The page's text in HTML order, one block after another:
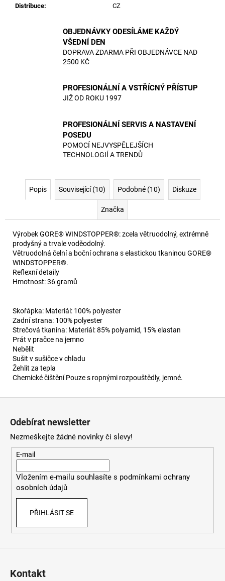
Distribuce: CZ
OBJEDNÁVKY ODESÍLÁME KAŽDÝ
VŠEDNÍ DEN
DOPRAVA ZDARMA PŘI OBJEDNÁVCE NAD
2500 KČ
PROFESIONÁLNÍ A VSTŘÍCNÝ PŘÍSTUP
JIŽ OD ROKU 1997
PROFESIONÁLNÍ SERVIS A NASTAVENÍ
POSEDU
POMOCÍ NEJVYSPĚLEJŠÍCH
TECHNOLOGIÍ A TRENDŮ
Popis Související (10) Podobné (10) Diskuze
Značka
Výrobek GORE® WINDSTOPPER®: zcela větruodolný, extrémně
prodyšný a trvale voděodolný.
Větruodolná čelní a boční ochrana s elastickou tkaninou GORE®
WINDSTOPPER®.
Reflexní detaily
Hmotnost: 36 gramů
Skořápka: Materiál: 100% polyester
Zadní strana: 100% polyester
Strečová tkanina: Materiál: 85% polyamid, 15% elastan
Prát v pračce na jemno
Nebělit
Sušit v sušičce v chladu
Žehlit za tepla
Chemické čištění Pouze s ropnými rozpouštědly, jemné.
Odebírat newsletter
Nezmeškejte žádné novinky či slevy!
E-mail
Vložením e-mailu souhlasíte s podmínkami ochrany
osobních údajů
PŘIHLÁSIT SE
Kontakt